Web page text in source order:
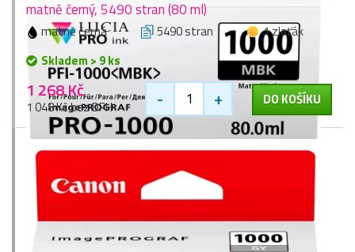
matně černý, 5490 stran (80 ml)
matně černá 5490 stran
1 zlaťák
Skladem > 9 ks
1 268 Kč
1 048 Kč bez DPH - + DO KOŠÍKU